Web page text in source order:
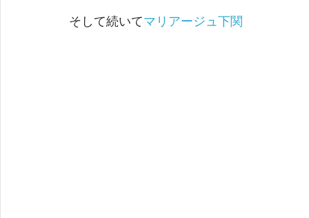
そして続いてマリアージュ下関